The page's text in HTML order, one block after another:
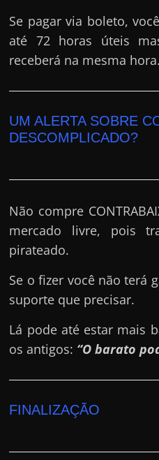
Se pagar via boleto,
até 72 horas úteis
receberá na mesma hora.
UM ALERTA SOBRE
DESCOMPLICADO?
Não compre
mercado livre, pois
pirateado.
Se o fizer você não terá
suporte que precisar.
Lá pode até estar mais
os antigos: “O barato
FINALIZAÇÃO